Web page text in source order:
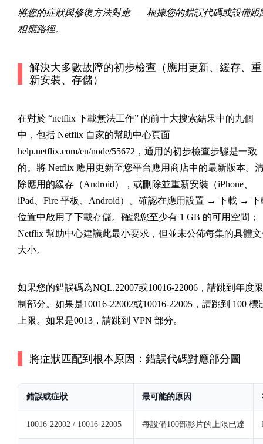
將您的症狀與修復方法對應——根據您的錯誤代碼或設備跟
相應路徑。
解決大多數故障的初步檢查（應用更新、緩存、重
新安裝、存儲）
在對於 “netflix 下載無法工作” 的前十大搜索結果中的九個
中，包括 Netflix 自家的幫助中心頁面
help.netflix.com/en/node/55672，通用的初步檢查步驟是一致
的。將 Netflix 應用更新至您平台應用商店中的最新版本。
除應用的緩存（Android），或刪除並重新安裝（iPhone、
iPad、Fire 平板、Android）。確認在應用設置 → 下載 → 下
位置中啟用了下載存儲。確認您至少有 1 GB 的可用空間；
Netflix 幫助中心建議此最小要求，但並未公佈每集的具體
大小。
如果您的錯誤碼為NQL.22007或10016-22006，請跳到年度限
制部分。如果是10016-22002或10016-22005，請跳到 100 標
上限。如果是0013，請跳到 VPN 部分。
將症狀匹配到根本原因：錯誤代碼對應部分圖
錯誤或症狀 最可能的原因
10016-22002 / 10016-22005 每設備100部影片的上限已達